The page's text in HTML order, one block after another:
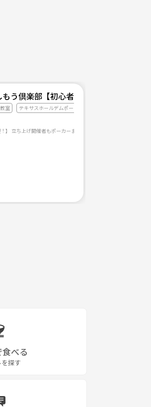
同じ趣味で仲間作り！
！！ ※初心者の方や他の参加者の方に優しくない方の参加はお断
う倶楽部【初心者大歓迎】
室 テキサスホールデムポーカー
べる
探す